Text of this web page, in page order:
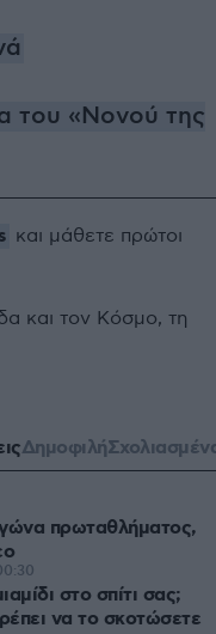
του «Νονού της
και μάθετε πρώτοι
και τον Κόσμο, τη
Δημοφιλή
πρωταθλήματος,
στο σπίτι σας;
να το σκοτώσετε